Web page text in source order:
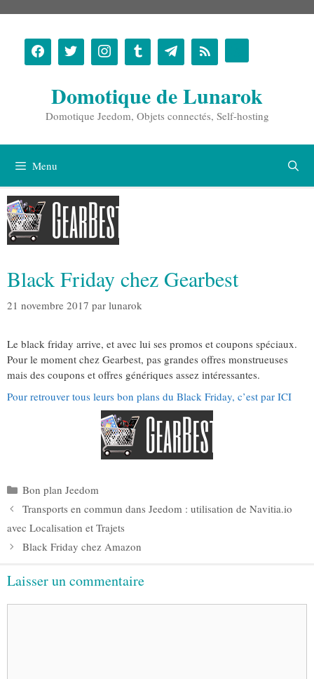
contenu
Domotique de Lunarok
Domotique Jeedom, Objets connectés, Self-hosting
Menu
Black Friday chez Gearbest
21 novembre 2017 par lunarok
Le black friday arrive, et avec lui ses promos et coupons spéciaux.
Pour le moment chez Gearbest, pas grandes offres monstrueuses
mais des coupons et offres génériques assez intéressantes.
Pour retrouver tous leurs bon plans du Black Friday, c’est par ICI
Catégories
Bon plan Jeedom
Transports en commun dans Jeedom : utilisation de Navitia.io
avec Localisation et Trajets
Black Friday chez Amazon
Laisser un commentaire